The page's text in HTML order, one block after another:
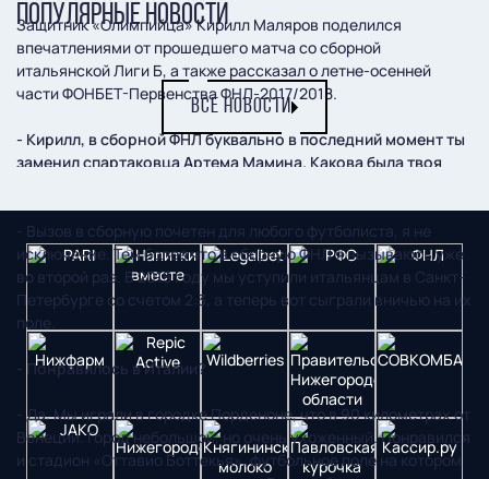
Защитник «Олимпийца» Кирилл Маляров поделился
впечатлениями от прошедшего матча со сборной
итальянской Лиги Б, а также рассказал о летне-осенней
части ФОНБЕТ-Первенства ФНЛ-2017/2018.
- Кирилл, в сборной ФНЛ буквально в последний момент ты
заменил спартаковца Артема Мамина. Какова была твоя
- Вызов в сборную почетен для любого футболиста, я не
исключение. Тем более что в сборную ФНЛ я вызываюсь уже
во второй раз. В 2015 году мы уступили итальянцам в Санкт-
Петербурге со счетом 2:3, а теперь вот сыграли вничью на их
поле.
- Понравилось в Италии?
- Да. Мы играли в городке Порденоне, что в 90 километрах от
Венеции. Город небольшой, но очень ухоженный. Понравился
и стадион «Оттавио Боттекья», футбольное поле на котором
ПОПУЛЯРНЫЕ НОВОСТИ
ВСЕ НОВОСТИ